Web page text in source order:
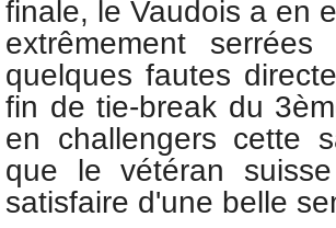
finale, le Vaudois a en
extrêmement
quelques fautes
fin de tie-break du
en challengers cette
que le vétéran
satisfaire d'une belle